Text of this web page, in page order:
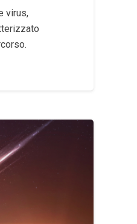
virus,